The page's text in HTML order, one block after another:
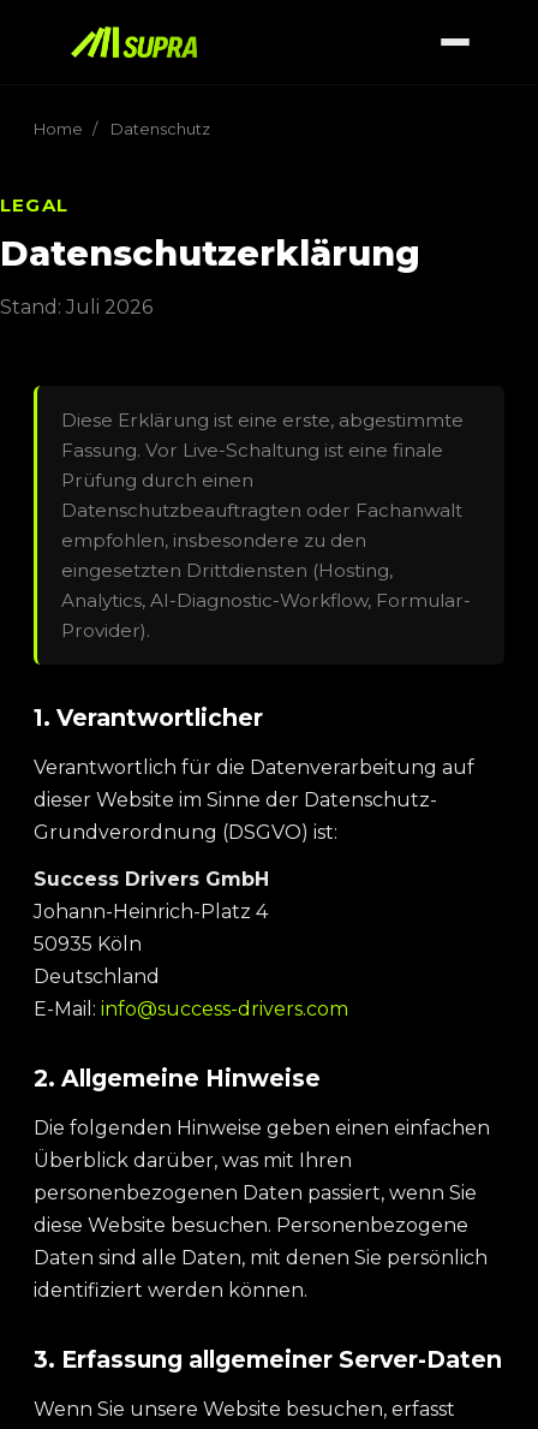
Home / Datenschutz
LEGAL
Datenschutzerklärung
Stand: Juli 2026
Diese Erklärung ist eine erste, abgestimmte
Fassung. Vor Live-Schaltung ist eine finale
Prüfung durch einen
Datenschutzbeauftragten oder Fachanwalt
empfohlen, insbesondere zu den
eingesetzten Drittdiensten (Hosting,
Analytics, AI-Diagnostic-Workflow, Formular-
Provider).
1. Verantwortlicher
Verantwortlich für die Datenverarbeitung auf
dieser Website im Sinne der Datenschutz-
Grundverordnung (DSGVO) ist:
Success Drivers GmbH
Johann-Heinrich-Platz 4
50935 Köln
Deutschland
E-Mail: info@success-drivers.com
2. Allgemeine Hinweise
Die folgenden Hinweise geben einen einfachen
Überblick darüber, was mit Ihren
personenbezogenen Daten passiert, wenn Sie
diese Website besuchen. Personenbezogene
Daten sind alle Daten, mit denen Sie persönlich
identifiziert werden können.
3. Erfassung allgemeiner Server-Daten
Wenn Sie unsere Website besuchen, erfasst